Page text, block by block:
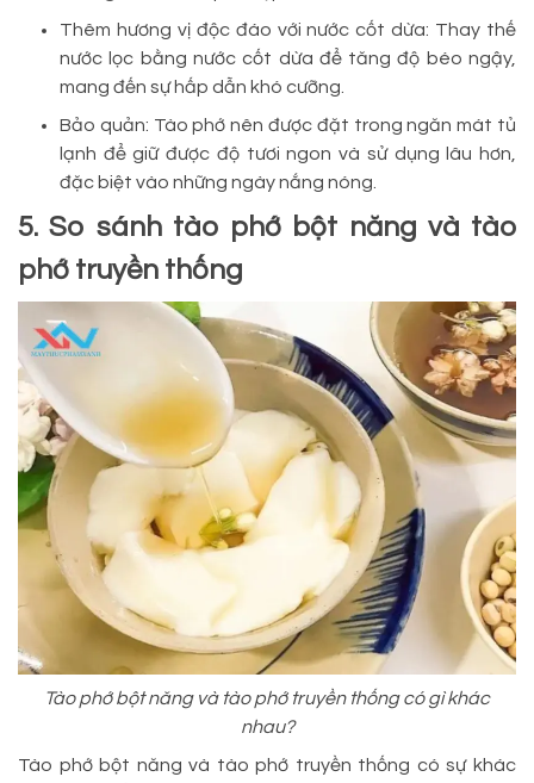
Thêm hương vị độc đáo với nước cốt dừa: Thay thế
nước lọc bằng nước cốt dừa để tăng độ béo ngậy,
mang đến sự hấp dẫn khó cưỡng.
Bảo quản: Tào phớ nên được đặt trong ngăn mát tủ
lạnh để giữ được độ tươi ngon và sử dụng lâu hơn,
đặc biệt vào những ngày nắng nóng.
5. So sánh tào phớ bột năng và tào
phớ truyền thống
Tào phớ bột năng và tào phớ truyền thống có gì khác
nhau?
Tào phớ bột năng và tào phớ truyền thống có sự khác